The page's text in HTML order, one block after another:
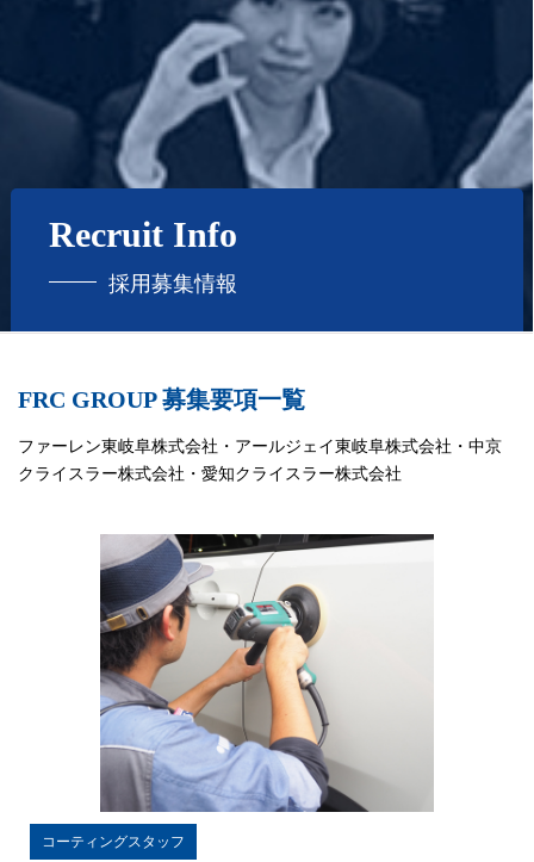
Recruit Info
採用募集情報
FRC GROUP 募集要項一覧
ファーレン東岐阜株式会社・アールジェイ東岐阜株式会社・中京
クライスラー株式会社・愛知クライスラー株式会社
コーティングスタッフ